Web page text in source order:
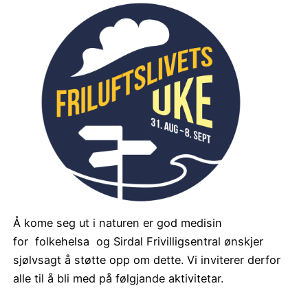
Å kome seg ut i naturen er god medisin
for folkehelsa og Sirdal Frivilligsentral ønskjer
sjølvsagt å støtte opp om dette. Vi inviterer derfor
alle til å bli med på følgjande aktivitetar.